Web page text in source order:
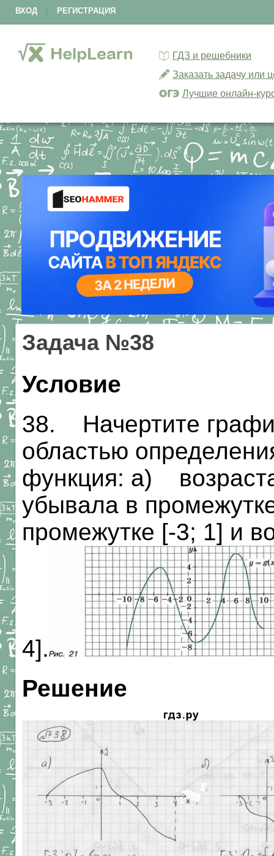
ВХОД РЕГИСТРАЦИЯ
ГДЗ и решебники
Заказать задачу или
Лучшие онлайн-
Задача №38
Условие
38. Начертите
областью
функция: а)
убывала в
промежутке [-3; 1] и
4].
Решение